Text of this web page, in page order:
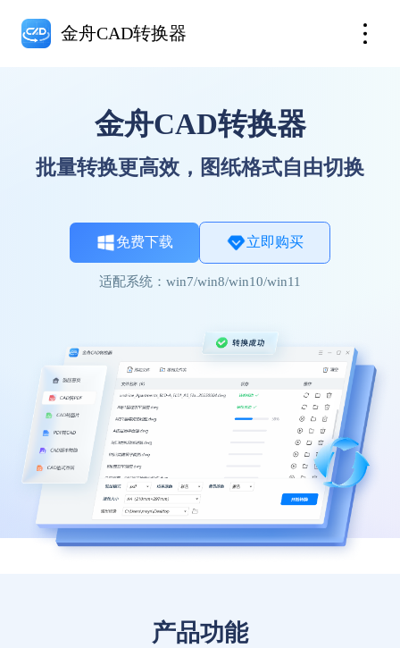
金舟CAD转换器
金舟CAD转换器
批量转换更高效，图纸格式自由切换
免费下载 立即购买
适配系统：win7/win8/win10/win11
产品功能